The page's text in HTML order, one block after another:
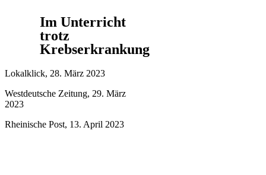
Im Unterricht
trotz
Krebserkrankung
Lokalklick, 28. März 2023
Westdeutsche Zeitung, 29. März
2023
Rheinische Post, 13. April 2023